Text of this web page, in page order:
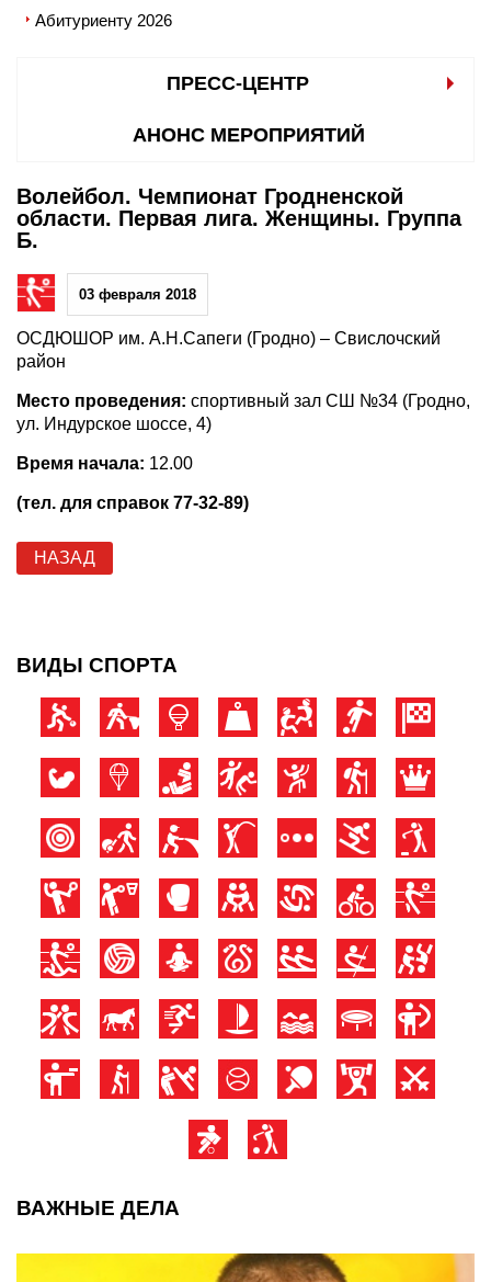
Абитуриенту 2026
ПРЕСС-ЦЕНТР
АНОНС МЕРОПРИЯТИЙ
Волейбол. Чемпионат Гродненской
области. Первая лига. Женщины. Группа
Б.
03 февраля 2018
ОСДЮШОР им. А.Н.Сапеги (Гродно) – Свислочский
район
Место проведения: спортивный зал СШ №34 (Гродно,
ул. Индурское шоссе, 4)
Время начала: 12.00
(тел. для справок 77-32-89)
НАЗАД
ВИДЫ СПОРТА
ВАЖНЫЕ ДЕЛА